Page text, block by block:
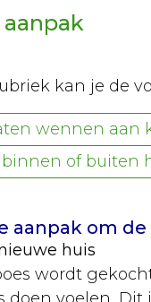
aanpak
kan je de
wennen aan
binnen of buiten
aanpak om
huis
wordt